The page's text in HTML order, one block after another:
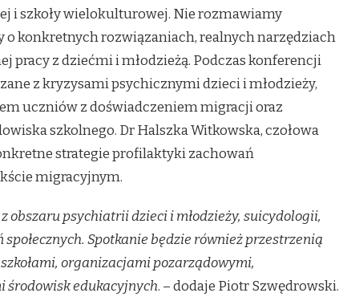
i szkoły wielokulturowej. Nie rozmawiamy
o konkretnych rozwiązaniach, realnych narzędziach
pracy z dziećmi i młodzieżą. Podczas konferencji
z kryzysami psychicznymi dzieci i młodzieży,
uczniów z doświadczeniem migracji oraz
szkolnego. Dr Halszka Witkowska, czołowa
strategie profilaktyki zachowań
migracyjnym.
obszaru psychiatrii dzieci i młodzieży, suicydologii,
Spotkanie będzie również przestrzenią
organizacjami pozarządowymi,
edukacyjnych. – dodaje Piotr Szwędrowski.